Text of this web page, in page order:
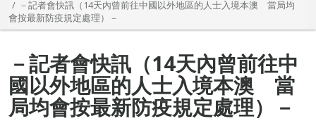
－記者會快訊（14天內曾前往中國以外地區的人士入境本澳 當局均
會按最新防疫規定處理）－
－記者會快訊（14天內曾前往中
國以外地區的人士入境本澳 當
局均會按最新防疫規定處理）－